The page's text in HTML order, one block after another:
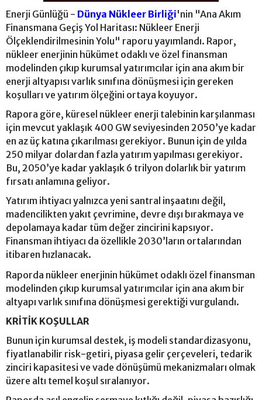
Enerji Günlüğü - Dünya Nükleer Birliği'nin "Ana Akım
Finansmana Geçiş Yol Haritası: Nükleer Enerji
Ölçeklendirilmesinin Yolu" raporu yayımlandı. Rapor,
nükleer enerjinin hükümet odaklı ve özel finansman
modelinden çıkıp kurumsal yatırımcılar için ana akım bir
enerji altyapısı varlık sınıfına dönüşmesi için gereken
koşulları ve yatırım ölçeğini ortaya koyuyor.
Rapora göre, küresel nükleer enerji talebinin karşılanması
için mevcut yaklaşık 400 GW seviyesinden 2050’ye kadar
en az üç katına çıkarılması gerekiyor. Bunun için de yılda
250 milyar dolardan fazla yatırım yapılması gerekiyor.
Bu, 2050’ye kadar yaklaşık 6 trilyon dolarlık bir yatırım
fırsatı anlamına geliyor.
Yatırım ihtiyacı yalnızca yeni santral inşaatını değil,
madencilikten yakıt çevrimine, devre dışı bırakmaya ve
depolamaya kadar tüm değer zincirini kapsıyor.
Finansman ihtiyacı da özellikle 2030’ların ortalarından
itibaren hızlanacak.
Raporda nükleer enerjinin hükümet odaklı özel finansman
modelinden çıkıp kurumsal yatırımcılar için ana akım bir
altyapı varlık sınıfına dönüşmesi gerektiği vurgulandı.
KRİTİK KOŞULLAR
Bunun için kurumsal destek, iş modeli standardizasyonu,
fiyatlanabilir risk-getiri, piyasa gelir çerçeveleri, tedarik
zinciri kapasitesi ve vade dönüşümü mekanizmaları olmak
üzere altı temel koşul sıralanıyor.